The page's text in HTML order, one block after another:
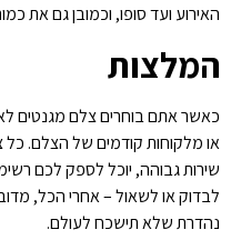
האירוע ועד סופו, וכמובן גם את
המלצות
כאשר אתם בוחרים צלם מגנטים
או מלקוחות קודמים של הצלם. כל
שירות גבוהה, יוכל לספק לכם
לבדוק או לשאול – אחרי הכל,
נהדרת שלא תישכח לעולם.